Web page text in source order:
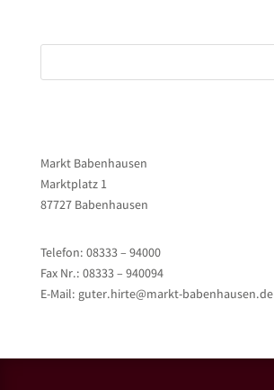
Markt Babenhausen
Marktplatz 1
87727 Babenhausen
Telefon: 08333 – 94000
Fax Nr.: 08333 – 940094
E-Mail: guter.hirte@markt-babenhausen.de